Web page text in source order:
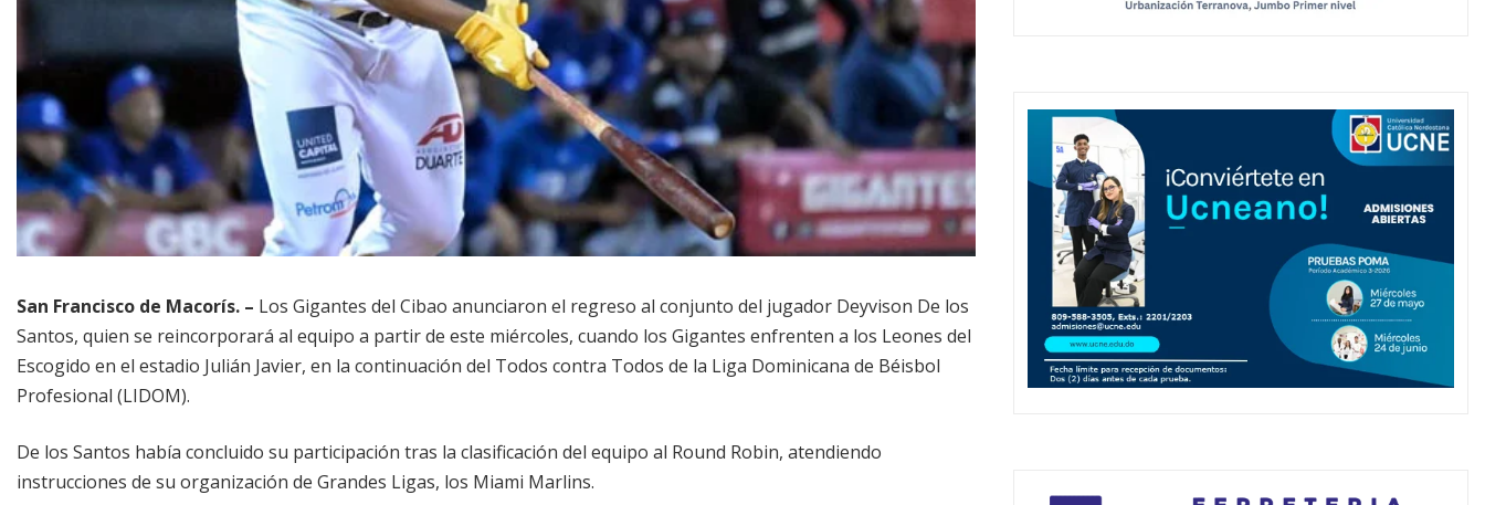
San Francisco de Macorís. – Los Gigantes del Cibao anunciaron el regreso al conjunto del jugador Deyvison De los
Santos, quien se reincorporará al equipo a partir de este miércoles, cuando los Gigantes enfrenten a los Leones del
Escogido en el estadio Julián Javier, en la continuación del Todos contra Todos de la Liga Dominicana de Béisbol
Profesional (LIDOM).
De los Santos había concluido su participación tras la clasificación del equipo al Round Robin, atendiendo
instrucciones de su organización de Grandes Ligas, los Miami Marlins.